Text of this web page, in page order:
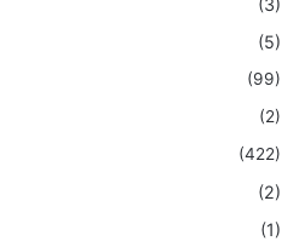
(5)
(99)
(2)
(422)
(2)
(1)